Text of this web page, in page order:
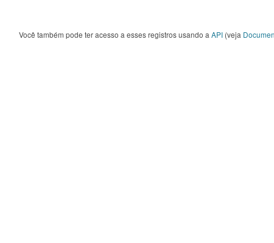
Você também pode ter acesso a esses registros usando a API (veja